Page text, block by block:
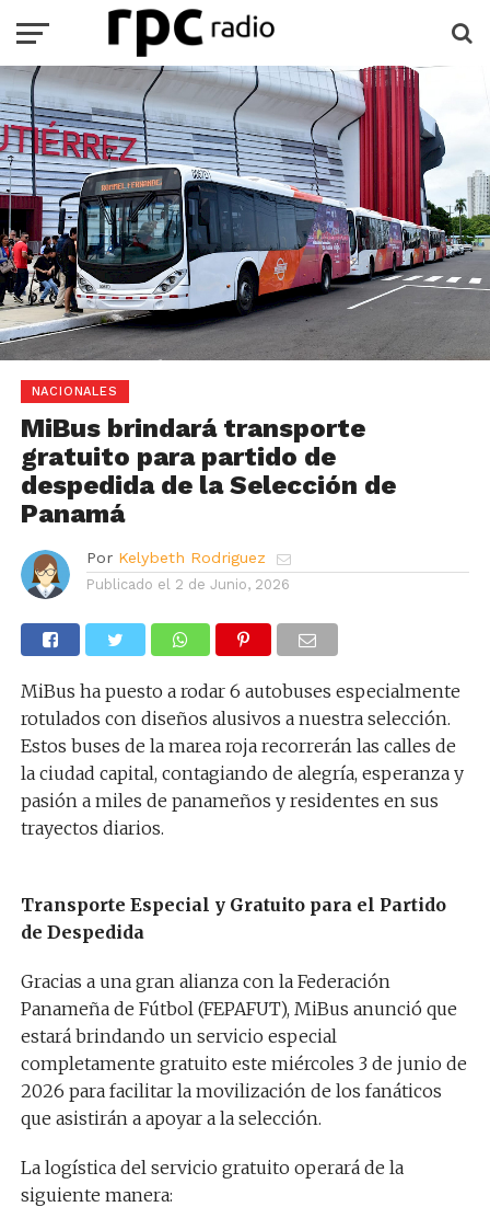
NACIONALES
MiBus brindará transporte
gratuito para partido de
despedida de la Selección de
Panamá
Por Kelybeth Rodriguez
Publicado el 2 de Junio, 2026
MiBus ha puesto a rodar 6 autobuses especialmente
rotulados con diseños alusivos a nuestra selección.
Estos buses de la marea roja recorrerán las calles de
la ciudad capital, contagiando de alegría, esperanza y
pasión a miles de panameños y residentes en sus
trayectos diarios.
Transporte Especial y Gratuito para el Partido
de Despedida
Gracias a una gran alianza con la Federación
Panameña de Fútbol (FEPAFUT), MiBus anunció que
estará brindando un servicio especial
completamente gratuito este miércoles 3 de junio de
2026 para facilitar la movilización de los fanáticos
que asistirán a apoyar a la selección.
La logística del servicio gratuito operará de la
siguiente manera: